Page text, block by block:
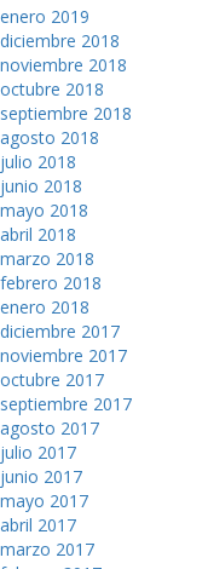
enero 2019
diciembre 2018
noviembre 2018
octubre 2018
septiembre 2018
agosto 2018
julio 2018
junio 2018
mayo 2018
abril 2018
marzo 2018
febrero 2018
enero 2018
diciembre 2017
noviembre 2017
octubre 2017
septiembre 2017
agosto 2017
julio 2017
junio 2017
mayo 2017
abril 2017
marzo 2017